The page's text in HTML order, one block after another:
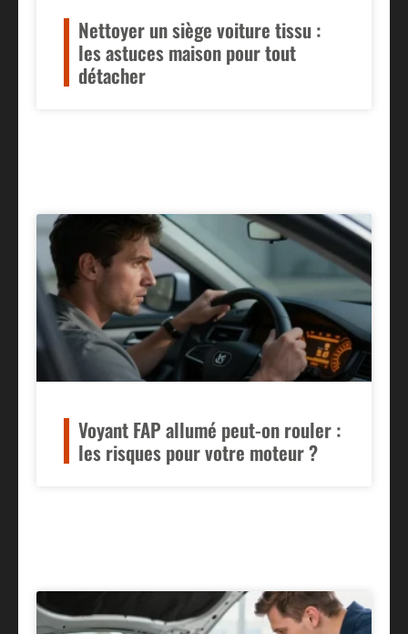
Nettoyer un siège voiture tissu :
les astuces maison pour tout
détacher
Voyant FAP allumé peut-on rouler :
les risques pour votre moteur ?